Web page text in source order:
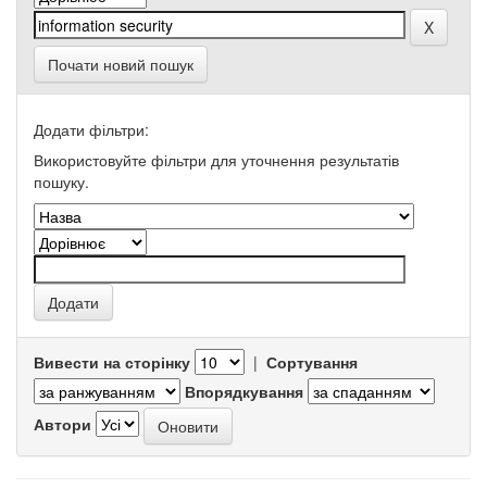
Почати новий пошук
Додати фільтри:
Використовуйте фільтри для уточнення результатів
пошуку.
Вивести на сторінку | Сортування
Впорядкування
Автори